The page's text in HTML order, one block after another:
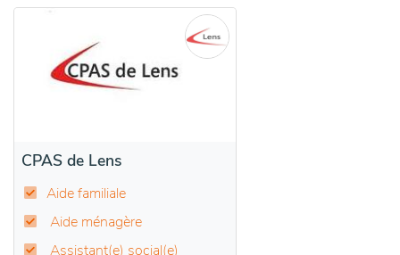
CPAS de Lens
Aide familiale
Aide ménagère
Assistant(e) social(e)